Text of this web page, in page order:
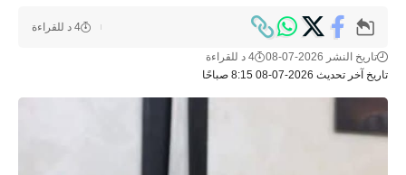
تاريخ آخر تحديث 2026-07-08 8:15 صباحًا
تاريخ النشر 2026-07-08 4 د للقراءة
4 د للقراءة